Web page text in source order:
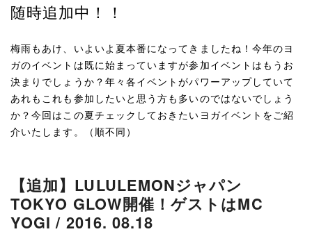
随時追加中！！
梅雨もあけ、いよいよ夏本番になってきましたね！今年のヨ
ガのイベントは既に始まっていますが参加イベントはもうお
決まりでしょうか？年々各イベントがパワーアップしていて
あれもこれも参加したいと思う方も多いのではないでしょう
か？今回はこの夏チェックしておきたいヨガイベントをご紹
介いたします。（順不同）
【追加】LULULEMONジャパン
TOKYO GLOW開催！ゲストはMC
YOGI / 2016. 08.18